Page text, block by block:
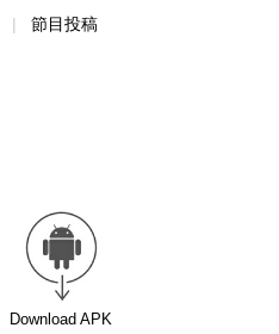
節目投稿
Download APK